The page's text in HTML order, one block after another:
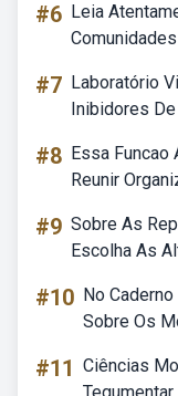
#6 Leia
#7 Laboratório
Inibidores
#8 Essa Funcao
Reunir
#9 Sobre As
Escolha As
#10 No
Sobre Os
#11 Ciências